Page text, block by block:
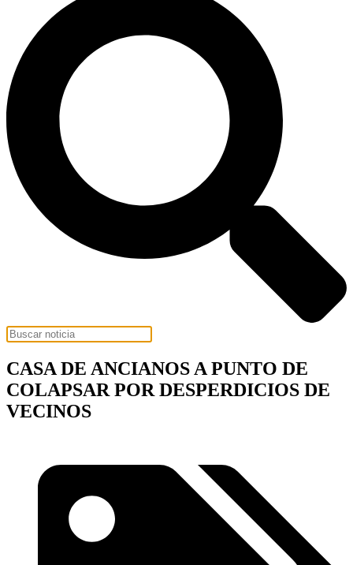
CASA DE ANCIANOS A PUNTO DE
COLAPSAR POR DESPERDICIOS DE
VECINOS